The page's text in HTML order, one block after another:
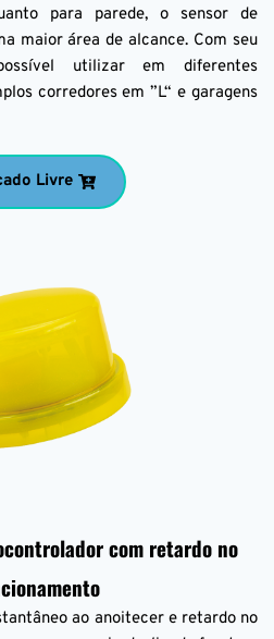
para parede, o sensor de
maior área de alcance. Com seu
utilizar em diferentes
corredores em ”L“ e garagens
Livre
com retardo no
ao anoitecer e retardo no